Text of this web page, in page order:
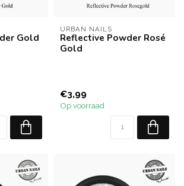
Gold
URBAN NAILS
Reflective Powder Rosé
Gold
€3,99
Op voorraad